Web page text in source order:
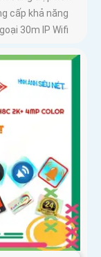
cấp khả năng
30m IP Wifi